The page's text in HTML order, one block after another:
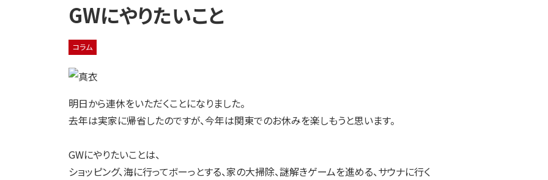
GWにやりたいこと
コラム
明日から連休をいただくことになりました。
去年は実家に帰省したのですが、今年は関東でのお休みを楽しもうと思います。
GWにやりたいことは、
ショッピング、海に行ってボーっとする、家の大掃除、謎解きゲームを進める、サウナに行く